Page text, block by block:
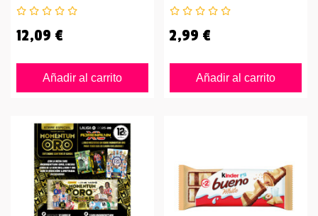
12,09 €
Añadir al carrito
2,99 €
Añadir al carrito